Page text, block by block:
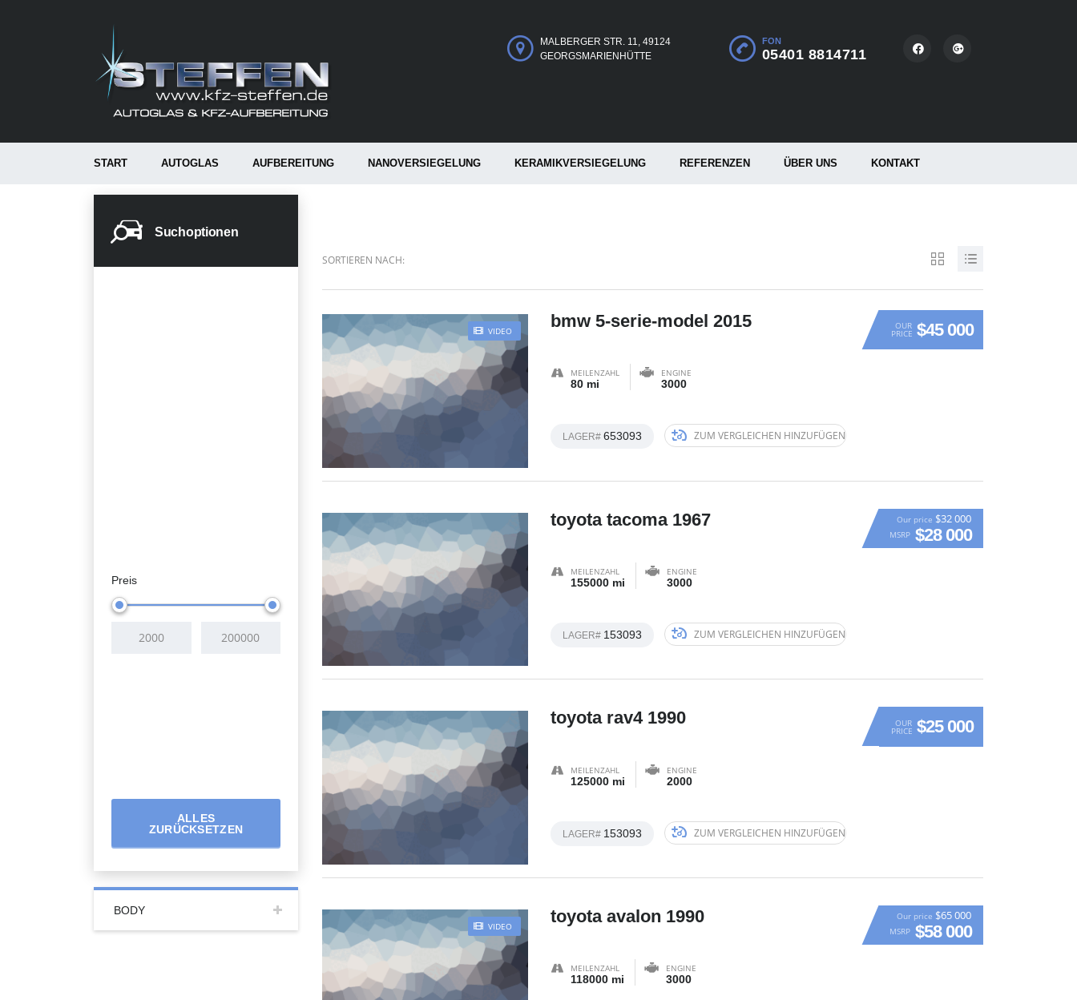
FON
05401 8814711
MALBERGER STR. 11, 49124
GEORGSMARIENHÜTTE
START AUTOGLAS AUFBEREITUNG NANOVERSIEGELUNG KERAMIKVERSIEGELUNG REFERENZEN ÜBER UNS KONTAKT
Suchoptionen
Preis
ALLES
ZURÜCKSETZEN
BODY
SORTIEREN NACH:
VIDEO OUR
PRICE $45 000
bmw 5-serie-model 2015
MEILENZAHL
80 mi
ENGINE
3000
LAGER# 653093 ZUM VERGLEICHEN HINZUFÜGEN
Our price $32 000
MSRP $28 000
toyota tacoma 1967
MEILENZAHL
155000 mi
ENGINE
3000
LAGER# 153093 ZUM VERGLEICHEN HINZUFÜGEN
OUR
PRICE $25 000
toyota rav4 1990
MEILENZAHL
125000 mi
ENGINE
2000
LAGER# 153093 ZUM VERGLEICHEN HINZUFÜGEN
VIDEO
Our price $65 000
MSRP $58 000
toyota avalon 1990
MEILENZAHL
118000 mi
ENGINE
3000